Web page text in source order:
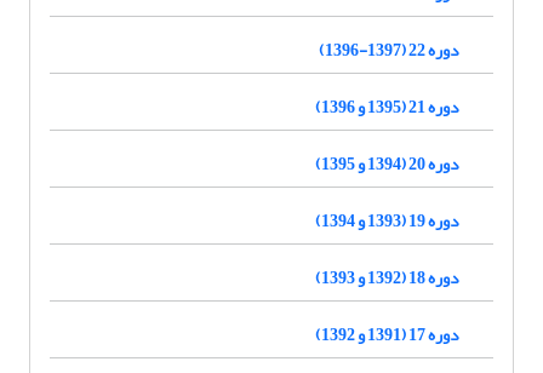
دوره 22 (1397-1396)
دوره 21 (1395 و 1396)
دوره 20 (1394 و 1395)
دوره 19 (1393 و 1394)
دوره 18 (1392 و 1393)
دوره 17 (1391 و 1392)